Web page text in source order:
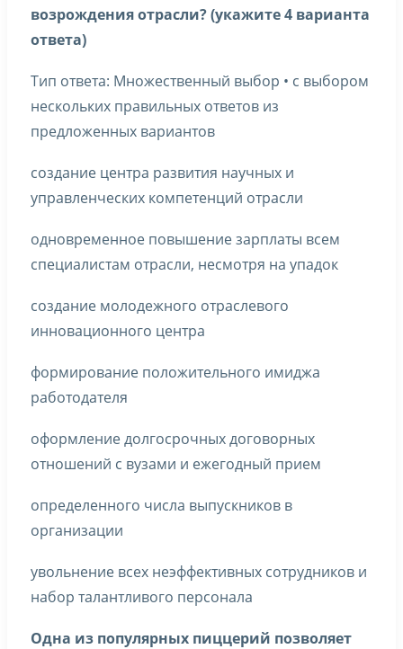
возрождения отрасли? (укажите 4 варианта
ответа)
Тип ответа: Множественный выбор • с выбором
нескольких правильных ответов из
предложенных вариантов
создание центра развития научных и
управленческих компетенций отрасли
одновременное повышение зарплаты всем
специалистам отрасли, несмотря на упадок
создание молодежного отраслевого
инновационного центра
формирование положительного имиджа
работодателя
оформление долгосрочных договорных
отношений с вузами и ежегодный прием
определенного числа выпускников в
организации
увольнение всех неэффективных сотрудников и
набор талантливого персонала
Одна из популярных пиццерий позволяет